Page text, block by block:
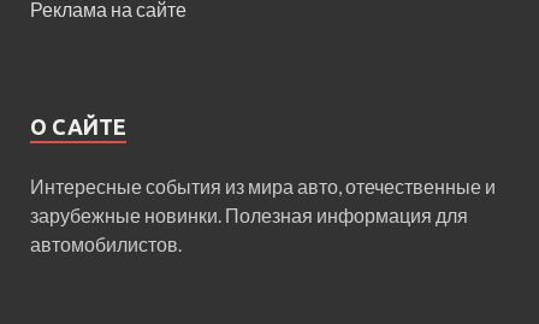
Реклама на сайте
О САЙТЕ
Интересные события из мира авто, отечественные и
зарубежные новинки. Полезная информация для
автомобилистов.